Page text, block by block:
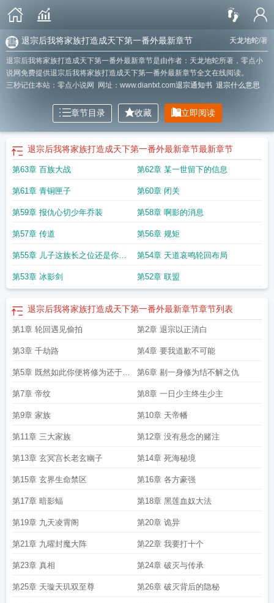
天龙地蛇/著
退宗后我将家族打造成天下第一番外最新章节
退宗后我将家族打造成天下第一番外最新章节是由作者：天龙地蛇所著，零点小
说网免费提供退宗后我将家族打造成天下第一番外最新章节全文在线阅读。
三秒记住本站：零点小说网 网址：www.diantxt.com退宗通知书 退宗什么意思
章节目录 收藏 立即阅读
退宗后我将家族打造成天下第一番外最新章节最新章节
第63章 百族大战 第62章 某一世留下的信息
第61章 青铜匣子 第60章 闭关
第59章 报仇心切少年乔装 第58章 啊影的消息
第57章 传道 第56章 规矩
第55章 儿子这族长之位还是你来
做吧
第54章 天道哀鸣轮回布局
第53章 冰影剑 第52章 联盟
退宗后我将家族打造成天下第一番外最新章节章节列表
第1章 轮回遇见偷拍 第2章 退宗以正清白
第3章 千劫路 第4章 要我道歉不可能
第5章 既然如此你便将修为还于宗
门
第6章 剔一身修为结不解之仇
第7章 帝纹 第8章 一日少主终生少主
第9章 家族 第10章 天帝幡
第11章 三大家族 第12章 没有悬念的赌注
第13章 玄冥宫长老玄幽子 第14章 死海秘境
第15章 玄界生命禁区 第16章 各方豪强
第17章 暗影蝠 第18章 黑莲血奴大法
第19章 九天凌霄阁 第20章 诡异
第21章 九曜封魔大阵 第22章 我要打十个
第23章 真相 第24章 破灭与传承
第25章 天璇天玑双至尊 第26章 破灭背后的隐秘